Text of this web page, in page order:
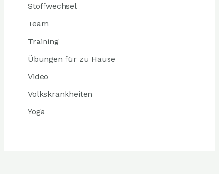
Stoffwechsel
Team
Training
Übungen für zu Hause
Video
Volkskrankheiten
Yoga